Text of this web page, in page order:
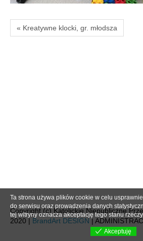
« Kreatywne klocki, gr. młodsza
Copyright (c) Katolickie Niepubliczne
2020 | BrandArt DESIGN |
Ta strona używa plików cookie w celu
do serwisu oraz prowadzenia danych
tej witryny oznacza akceptację tego stanu
Akceptuję